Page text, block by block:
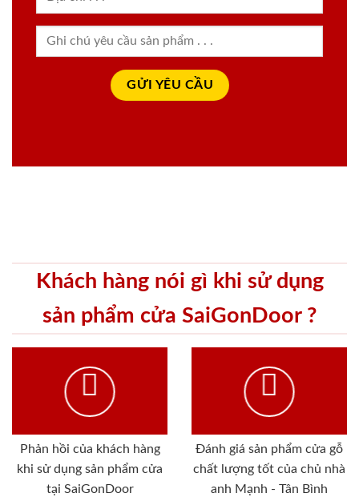
Khách hàng nói gì khi sử dụng
sản phẩm cửa SaiGonDoor ?
Phản hồi của khách hàng
khi sử dụng sản phẩm cửa
tại SaiGonDoor
Đánh giá sản phẩm cửa gỗ
chất lượng tốt của chủ nhà
anh Mạnh - Tân Bình